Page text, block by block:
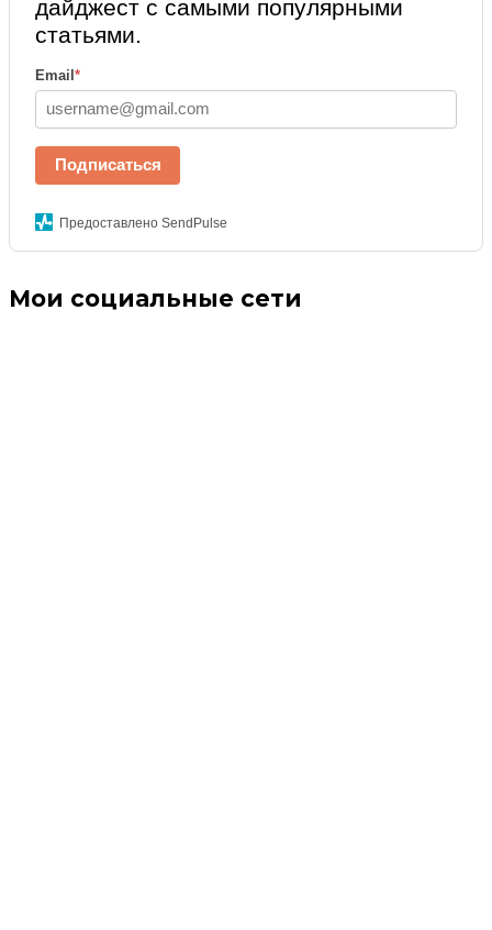
дайджест с самыми популярными
статьями.
Email*
Подписаться
Предоставлено SendPulse
Мои социальные сети